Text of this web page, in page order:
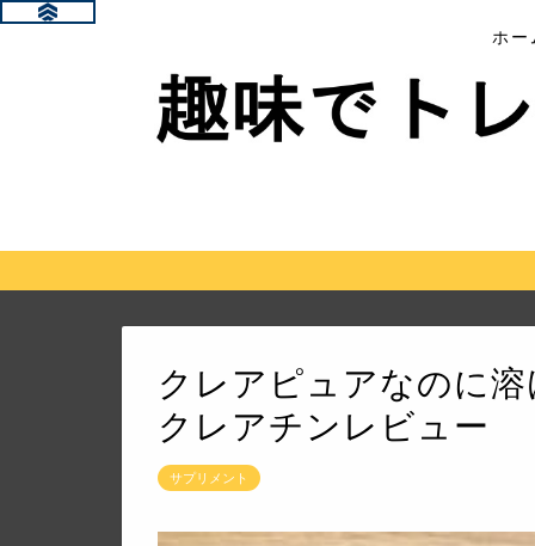
ホー
クレアピュアなのに
クレアチンレビュー
サプリメント